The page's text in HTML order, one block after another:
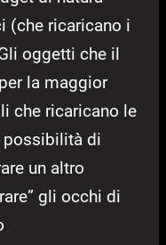
(che ricaricano i
oggetti che il
la maggior
che ricaricano le
possibilità di
un altro
gli occhi di